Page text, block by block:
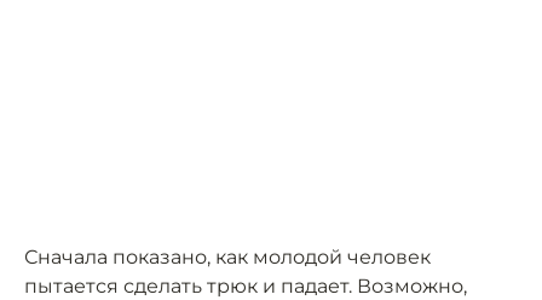
Сначала показано, как молодой человек
пытается сделать трюк и падает. Возможно,